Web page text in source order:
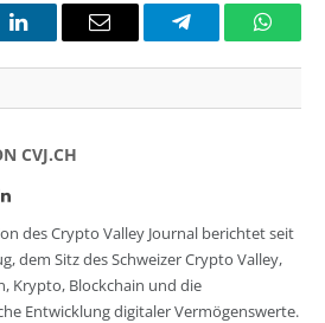
LinkedInEmail Telegram
CVJ.CH
LinkedIn
des Crypto Valley Journal berichtet seit
dem Sitz des Schweizer Crypto Valley,
Krypto, Blockchain und die
Entwicklung digitaler Vermögenswerte.